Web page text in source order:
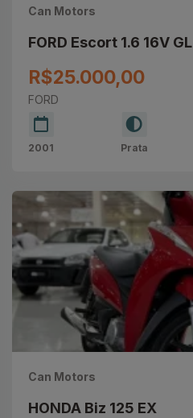
Can Motors
FORD Escort 1.6 16V GL
R$25.000,00
FORD
2001 Prata
Can Motors
HONDA Biz 125 EX